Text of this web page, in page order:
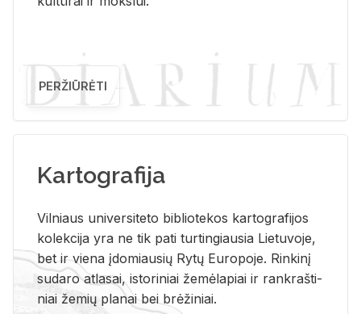
PERŽIŪRĖTI
Kartografija
Vil­niaus uni­ver­si­te­to bi­b­lio­te­kos kar­to­gra­fi­jos
ko­lek­ci­ja yra ne tik pati tur­tin­giau­sia Lie­tu­vo­je,
bet ir vie­na įdo­miau­sių Rytų Eu­ro­po­je. Rin­ki­nį
su­da­ro at­la­sai, is­to­ri­niai že­mė­la­piai ir rank­raš­ti­
niai že­mių pla­nai bei brė­ži­niai.